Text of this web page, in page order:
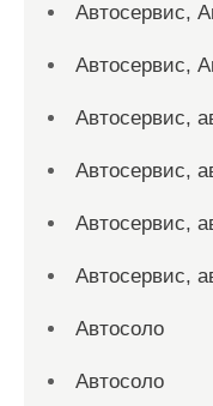
Автосервис,
Автосервис,
Автосервис,
Автосервис,
Автосервис,
Автосервис,
Автосоло
Автосоло